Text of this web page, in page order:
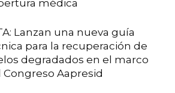
médica
Lanzan una nueva guía
para la recuperación de
degradados en el marco
Congreso Aapresid